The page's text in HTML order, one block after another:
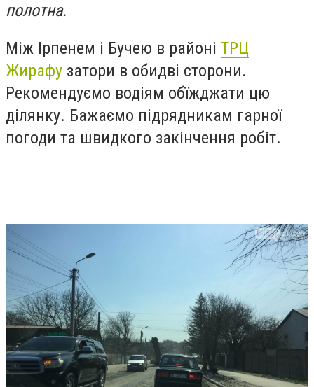
полотна.
Між Ірпенем і Бучею в районі ТРЦ
Жирафу затори в обидві сторони.
Рекомендуємо водіям обїжджати цю
ділянку. Бажаємо підрядникам гарної
погоди та швидкого закінчення робіт.